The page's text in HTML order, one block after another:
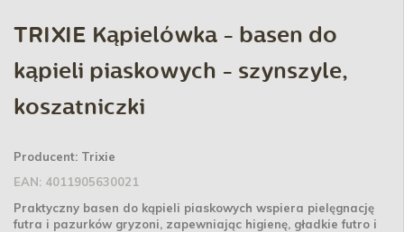
TRIXIE Kąpielówka - basen do
kąpieli piaskowych - szynszyle,
koszatniczki
Producent: Trixie
EAN: 4011905630021
Praktyczny basen do kąpieli piaskowych wspiera pielęgnację
futra i pazurków gryzoni, zapewniając higienę, gładkie futro i